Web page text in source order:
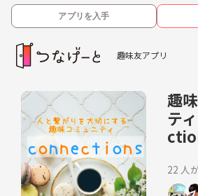
アプリを入手
趣味友アプリ
趣
テ
22 人